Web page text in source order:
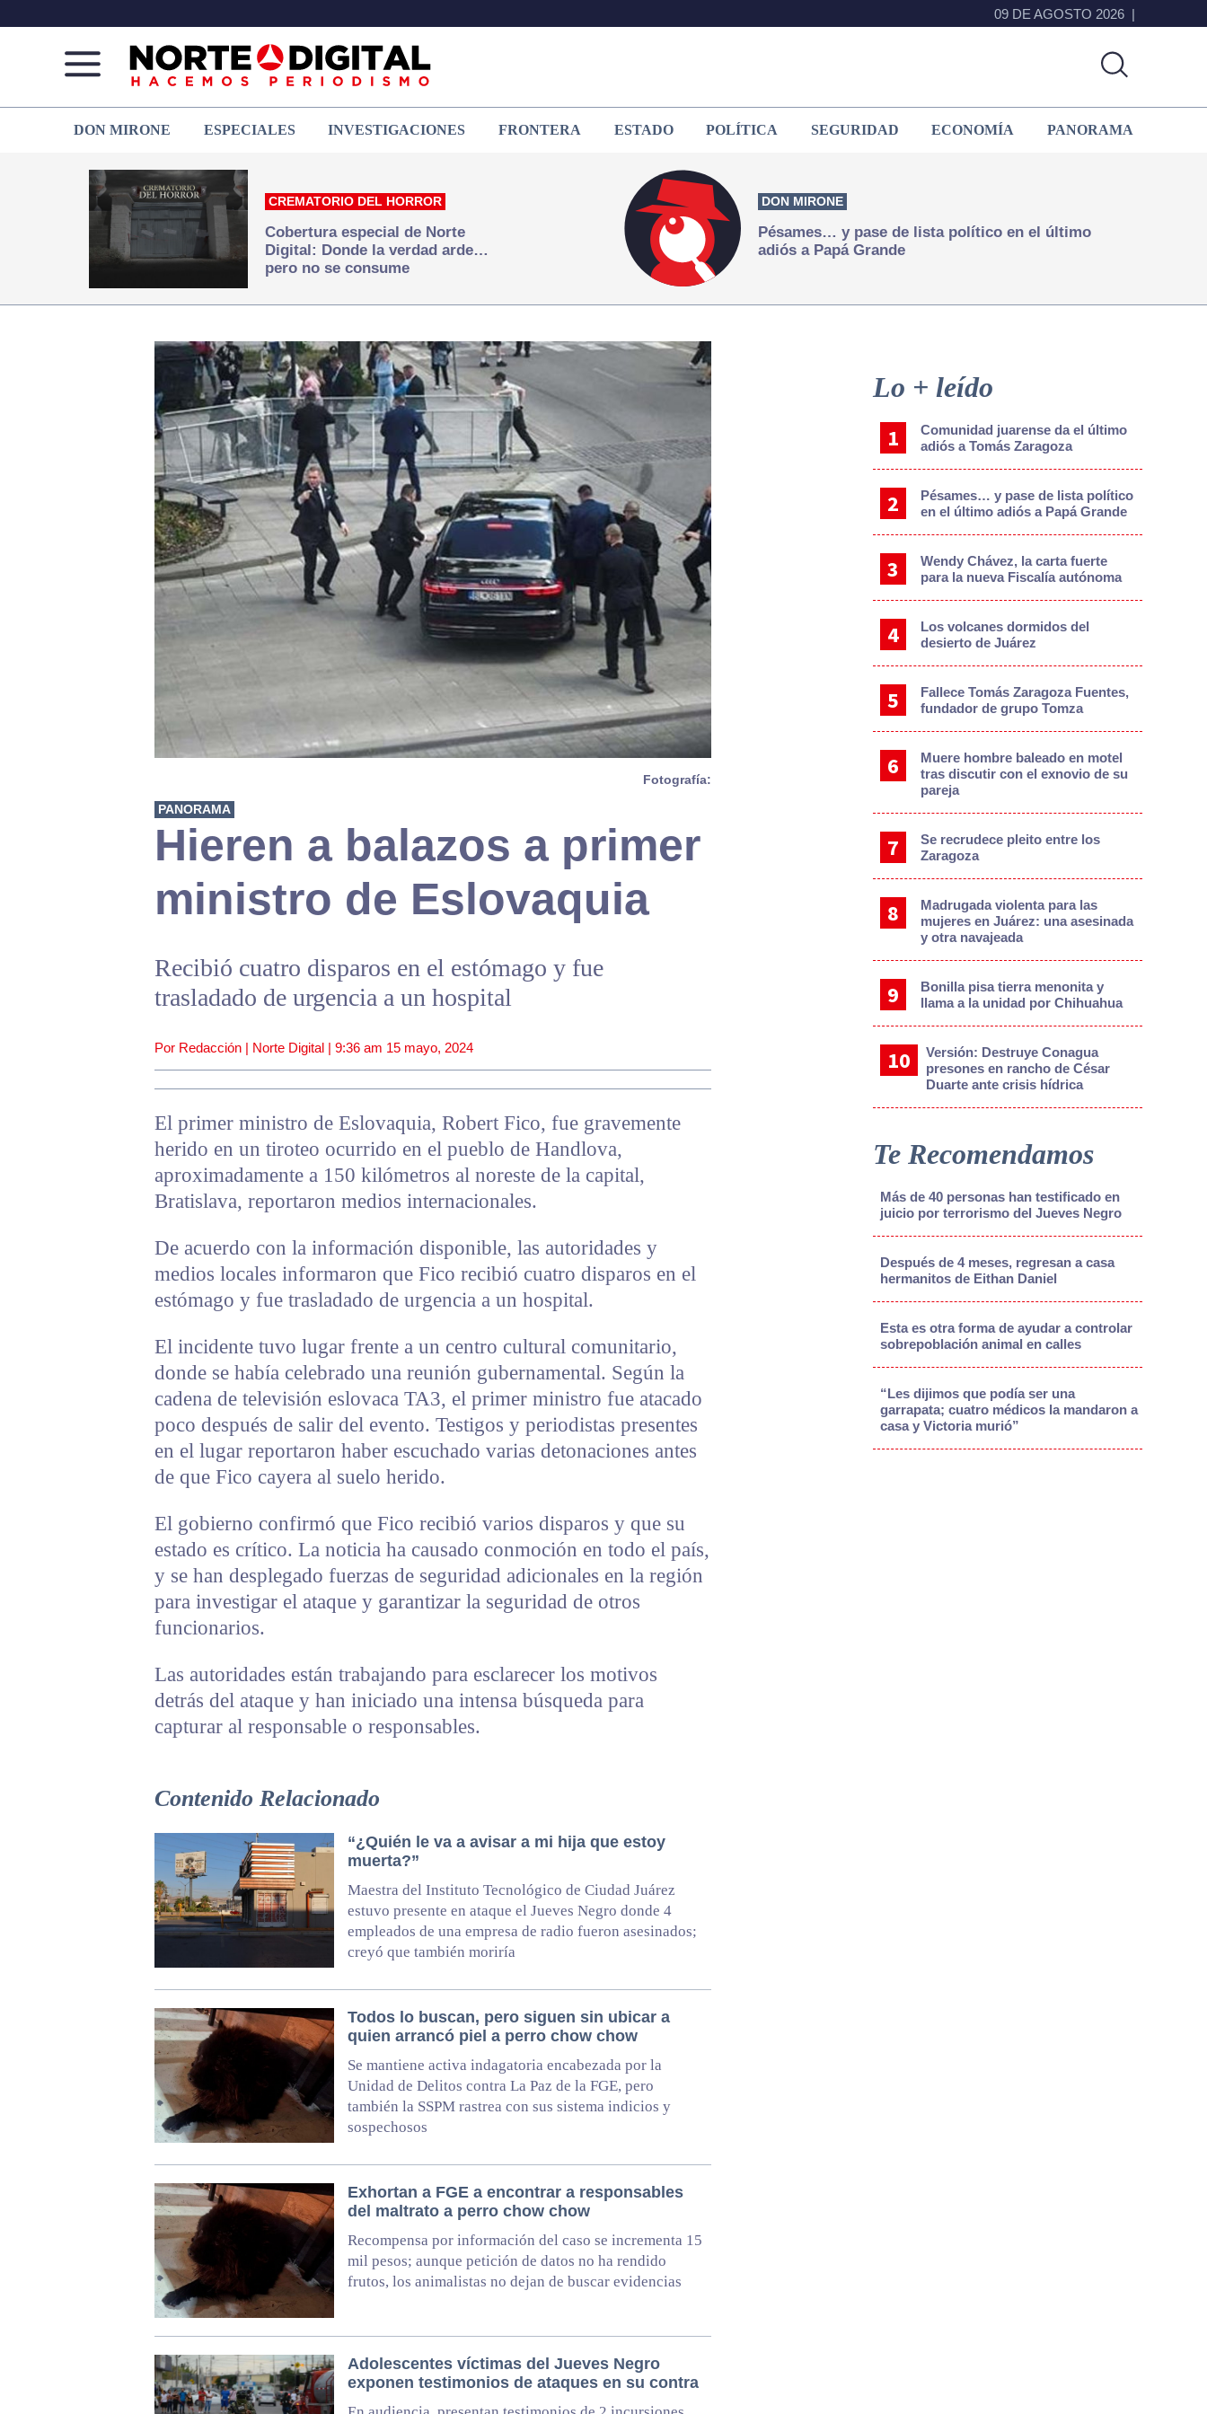
09 DE AGOSTO 2026
de
Juárez
que
hacemos periodismo
DON MIRONE ESPECIALES INVESTIGACIONES FRONTERA ESTADO POLÍTICA SEGURIDAD ECONOMÍA PANORAMA
CREMATORIO DEL HORROR
Cobertura especial de Norte
Digital: Donde la verdad arde…
pero no se consume
DON MIRONE
Pésames… y pase de lista político en el último
adiós a Papá Grande
Fotografía:
PANORAMA
Hieren a balazos a primer
ministro de Eslovaquia
Recibió cuatro disparos en el estómago y fue
trasladado de urgencia a un hospital
Por Redacción | Norte Digital | 9:36 am 15 mayo, 2024
El primer ministro de Eslovaquia, Robert Fico, fue gravemente
herido en un tiroteo ocurrido en el pueblo de Handlova,
aproximadamente a 150 kilómetros al noreste de la capital,
Bratislava, reportaron medios internacionales.
De acuerdo con la información disponible, las autoridades y
medios locales informaron que Fico recibió cuatro disparos en el
estómago y fue trasladado de urgencia a un hospital.
El incidente tuvo lugar frente a un centro cultural comunitario,
donde se había celebrado una reunión gubernamental. Según la
cadena de televisión eslovaca TA3, el primer ministro fue atacado
poco después de salir del evento. Testigos y periodistas presentes
en el lugar reportaron haber escuchado varias detonaciones antes
de que Fico cayera al suelo herido.
El gobierno confirmó que Fico recibió varios disparos y que su
estado es crítico. La noticia ha causado conmoción en todo el país,
y se han desplegado fuerzas de seguridad adicionales en la región
para investigar el ataque y garantizar la seguridad de otros
funcionarios.
Las autoridades están trabajando para esclarecer los motivos
detrás del ataque y han iniciado una intensa búsqueda para
capturar al responsable o responsables.
Contenido Relacionado
“¿Quién le va a avisar a mi hija que estoy
muerta?”
Maestra del Instituto Tecnológico de Ciudad Juárez
estuvo presente en ataque el Jueves Negro donde 4
empleados de una empresa de radio fueron asesinados;
creyó que también moriría
Todos lo buscan, pero siguen sin ubicar a
quien arrancó piel a perro chow chow
Se mantiene activa indagatoria encabezada por la
Unidad de Delitos contra La Paz de la FGE, pero
también la SSPM rastrea con sus sistema indicios y
sospechosos
Exhortan a FGE a encontrar a responsables
del maltrato a perro chow chow
Recompensa por información del caso se incrementa 15
mil pesos; aunque petición de datos no ha rendido
frutos, los animalistas no dejan de buscar evidencias
Adolescentes víctimas del Jueves Negro
exponen testimonios de ataques en su contra
Sidebar
Lo + leído
Comunidad juarense da el último
adiós a Tomás Zaragoza
Pésames… y pase de lista político
en el último adiós a Papá Grande
Wendy Chávez, la carta fuerte
para la nueva Fiscalía autónoma
Los volcanes dormidos del
desierto de Juárez
Fallece Tomás Zaragoza Fuentes,
fundador de grupo Tomza
Muere hombre baleado en motel
tras discutir con el exnovio de su
pareja
Se recrudece pleito entre los
Zaragoza
Madrugada violenta para las
mujeres en Juárez: una asesinada
y otra navajeada
Bonilla pisa tierra menonita y
llama a la unidad por Chihuahua
Versión: Destruye Conagua
presones en rancho de César
Duarte ante crisis hídrica
Te Recomendamos
Más de 40 personas han testificado en
juicio por terrorismo del Jueves Negro
Después de 4 meses, regresan a casa
hermanitos de Eithan Daniel
Esta es otra forma de ayudar a controlar
sobrepoblación animal en calles
“Les dijimos que podía ser una
garrapata; cuatro médicos la mandaron a
casa y Victoria murió”